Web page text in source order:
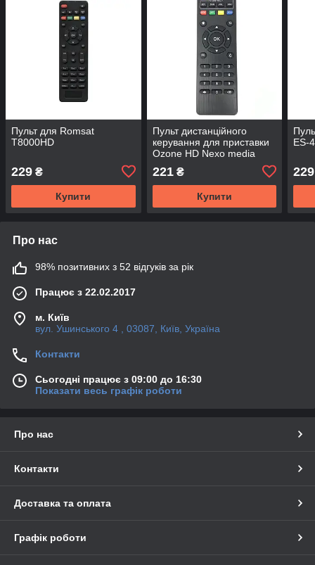
Пульт для Romsat
T8000HD
229 ₴
Купити
Пульт дистанційного
керування для приставки
Ozone HD Nexo media
221₴
Купити
ES-
229
Про нас
98% позитивних з 52 відгуків за рік
Працює з 22.02.2017
м. Київ
вул. Ушинського 4 , 03087, Київ, Україна
Контакти
Сьогодні працює з 09:00 до 16:30
Показати весь графік роботи
Про нас
Контакти
Доставка та оплата
Графік роботи